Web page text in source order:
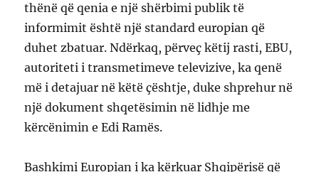
thënë që qenia e një shërbimi publik të
informimit është një standard europian që
duhet zbatuar. Ndërkaq, përveç këtij rasti, EBU,
autoriteti i transmetimeve televizive, ka qenë
më i detajuar në këtë çështje, duke shprehur në
një dokument shqetësimin në lidhje me
kërcënimin e Edi Ramës.
Bashkimi Europian i ka kërkuar Shqipërisë që